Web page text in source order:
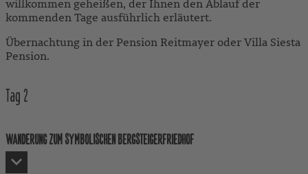
willkommen geheißen, der Ihnen den Ablauf der
kommenden Tage ausführlich erläutert.
Übernachtung in der Pension Reitmayer oder Villa Siesta
Pension.
Tag 2
WANDERUNG ZUM SYMBOLISCHEN BERGSTEIGERFRIEDHOF